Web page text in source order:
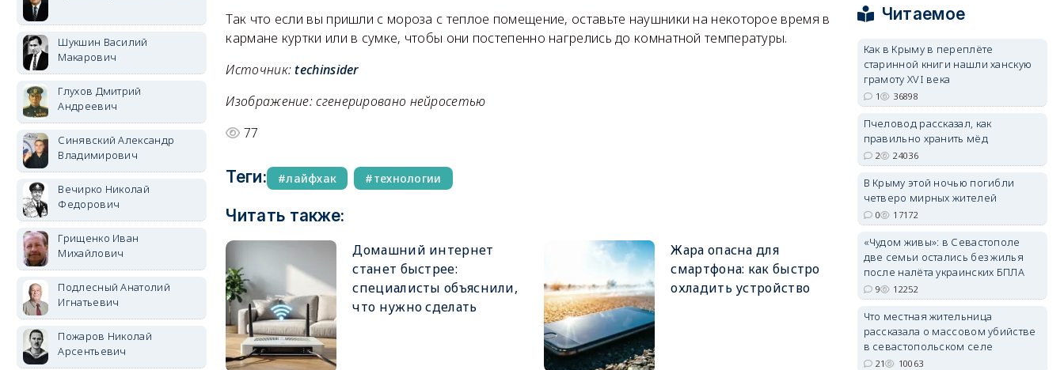
Так что если вы пришли с мороза с теплое помещение, оставьте наушники на некоторое время в
кармане куртки или в сумке, чтобы они постепенно нагрелись до комнатной температуры.
Источник:techinsider
Изображение: сгенерировано нейросетью
77
Теги: лайфхак технологии
Читать также:
Домашний интернет
станет быстрее:
специалисты объяснили,
что нужно сделать
Жара опасна для
смартфона: как быстро
охладить устройство
Шукшин Василий
Макарович
Глухов Дмитрий
Андреевич
Синявский Александр
Владимирович
Вечирко Николай
Федорович
Грищенко Иван
Михайлович
Подлесный Анатолий
Игнатьевич
Пожаров Николай
Арсентьевич
Читаемое
Как в Крыму в переплёте
старинной книги нашли ханскую
грамоту XVI века
1 36898
Пчеловод рассказал, как
правильно хранить мёд
2 24036
В Крыму этой ночью погибли
четверо мирных жителей
0 17172
«Чудом живы»: в Севастополе
две семьи остались без жилья
после налёта украинских БПЛА
9 12252
Что местная жительница
рассказала о массовом убийстве
в севастопольском селе
21 10063